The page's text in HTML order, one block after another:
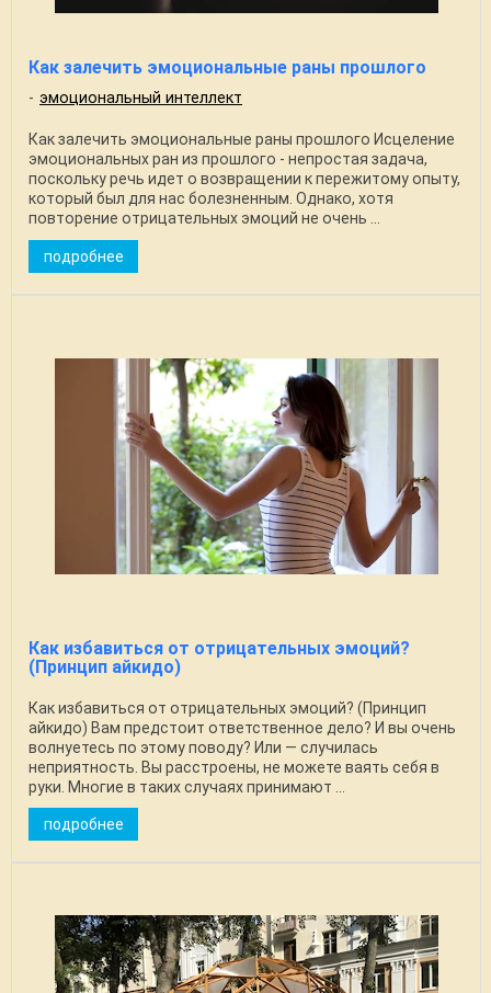
Как залечить эмоциональные раны прошлого
эмоциональный интеллект
Как залечить эмоциональные раны прошлого Исцеление
эмоциональных ран из прошлого - непростая задача,
поскольку речь идет о возвращении к пережитому опыту,
который был для нас болезненным. Однако, хотя
повторение отрицательных эмоций не очень ...
подробнее
Как избавиться от отрицательных эмоций?
(Принцип айкидо)
Как избавиться от отрицательных эмоций? (Принцип
айкидо) Вам предстоит ответственное дело? И вы очень
волнуетесь по этому поводу? Или — случилась
неприятность. Вы расстроены, не можете ваять себя в
руки. Многие в таких случаях принимают ...
подробнее